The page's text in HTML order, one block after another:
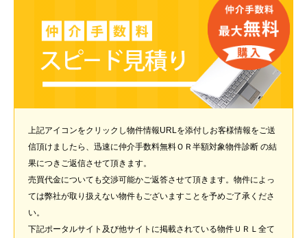
上記アイコンをクリックし物件情報URLを添付しお客様情報をご送
信頂けましたら、迅速に仲介手数料無料ＯＲ半額対象物件診断 の結
果につきご返信させて頂きます。
売買代金についても交渉可能かご返答させて頂きます。物件によっ
ては弊社が取り扱えない物件もございますことを予めご了承くださ
い。
下記ポータルサイト及び他サイトに掲載されている物件ＵＲＬ全て